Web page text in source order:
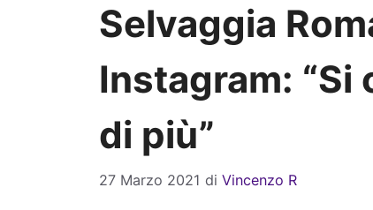
Selvaggia
Instagram:
di più”
27 Marzo 2021 di Vincenzo R